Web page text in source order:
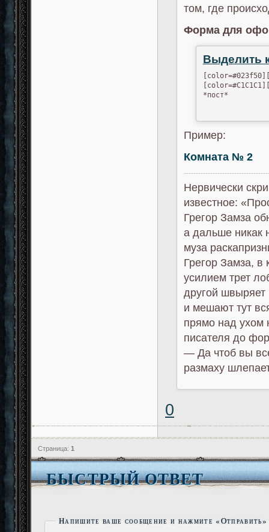
том, где
Форма для
Выделить
*пост*
Пример:
Комната № 2
Нервически
известное:
Грегор Замза
а дальше никак
муза
Грегор Замза, в
усилием трет
другой швыряет
и мешают тут
прямо над ухом
писателя до
— Да чтоб вы
размаху
0
Страница: 1
БЫСТРЫЙ ОТВЕТ
Напишите ваше сообщение и нажмите «Отправить»